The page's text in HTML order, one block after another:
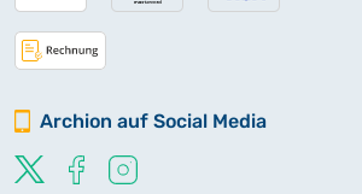
Archion auf Social Media